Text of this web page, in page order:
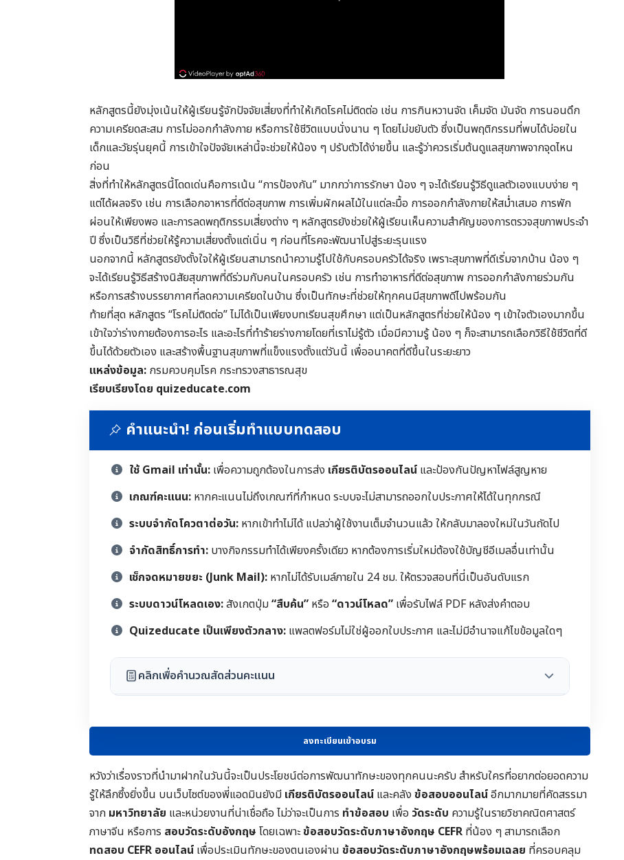
หลักสูตรนี้ยังมุ่งเน้นให้ผู้เรียนรู้จักปัจจัยเสี่ยงที่ทำให้เกิดโรคไม่ติดต่อ เช่น การกินหวานจัด เค็มจัด มันจัด การนอนดึก
ความเครียดสะสม การไม่ออกกำลังกาย หรือการใช้ชีวิตแบบนั่งนาน ๆ โดยไม่ขยับตัว ซึ่งเป็นพฤติกรรมที่พบได้บ่อยใน
เด็กและวัยรุ่นยุคนี้ การเข้าใจปัจจัยเหล่านี้จะช่วยให้น้อง ๆ ปรับตัวได้ง่ายขึ้น และรู้ว่าควรเริ่มต้นดูแลสุขภาพจากจุดไหน
ก่อน
สิ่งที่ทำให้หลักสูตรนี้โดดเด่นคือการเน้น “การป้องกัน” มากกว่าการรักษา น้อง ๆ จะได้เรียนรู้วิธีดูแลตัวเองแบบง่าย ๆ
แต่ได้ผลจริง เช่น การเลือกอาหารที่ดีต่อสุขภาพ การเพิ่มผักผลไม้ในแต่ละมื้อ การออกกำลังกายให้สม่ำเสมอ การพัก
ผ่อนให้เพียงพอ และการลดพฤติกรรมเสี่ยงต่าง ๆ หลักสูตรยังช่วยให้ผู้เรียนเห็นความสำคัญของการตรวจสุขภาพประจำ
ปี ซึ่งเป็นวิธีที่ช่วยให้รู้ความเสี่ยงตั้งแต่เนิ่น ๆ ก่อนที่โรคจะพัฒนาไปสู่ระยะรุนแรง
นอกจากนี้ หลักสูตรยังตั้งใจให้ผู้เรียนสามารถนำความรู้ไปใช้กับครอบครัวได้จริง เพราะสุขภาพที่ดีเริ่มจากบ้าน น้อง ๆ
จะได้เรียนรู้วิธีสร้างนิสัยสุขภาพที่ดีร่วมกับคนในครอบครัว เช่น การทำอาหารที่ดีต่อสุขภาพ การออกกำลังกายร่วมกัน
หรือการสร้างบรรยากาศที่ลดความเครียดในบ้าน ซึ่งเป็นทักษะที่ช่วยให้ทุกคนมีสุขภาพดีไปพร้อมกัน
ท้ายที่สุด หลักสูตร “โรคไม่ติดต่อ” ไม่ได้เป็นเพียงบทเรียนสุขศึกษา แต่เป็นหลักสูตรที่ช่วยให้น้อง ๆ เข้าใจตัวเองมากขึ้น
เข้าใจว่าร่างกายต้องการอะไร และอะไรที่ทำร้ายร่างกายโดยที่เราไม่รู้ตัว เมื่อมีความรู้ น้อง ๆ ก็จะสามารถเลือกวิธีใช้ชีวิตที่ดี
ขึ้นได้ด้วยตัวเอง และสร้างพื้นฐานสุขภาพที่แข็งแรงตั้งแต่วันนี้ เพื่ออนาคตที่ดีขึ้นในระยะยาว
แหล่งข้อมูล: กรมควบคุมโรค กระทรวงสาธารณสุข
เรียบเรียงโดย quizeducate.com
คำแนะนำ! ก่อนเริ่มทำแบบทดสอบ
ใช้ Gmail เท่านั้น: เพื่อความถูกต้องในการส่ง เกียรติบัตรออนไลน์ และป้องกันปัญหาไฟล์สูญหาย
เกณฑ์คะแนน: หากคะแนนไม่ถึงเกณฑ์ที่กำหนด ระบบจะไม่สามารถออกใบประกาศให้ได้ในทุกกรณี
ระบบจำกัดโควตาต่อวัน: หากเข้าทำไม่ได้ แปลว่าผู้ใช้งานเต็มจำนวนแล้ว ให้กลับมาลองใหม่ในวันถัดไป
จำกัดสิทธิ์การทำ: บางกิจกรรมทำได้เพียงครั้งเดียว หากต้องการเริ่มใหม่ต้องใช้บัญชีอีเมลอื่นเท่านั้น
เช็กจดหมายขยะ (Junk Mail): หากไม่ได้รับเมล์ภายใน 24 ชม. ให้ตรวจสอบที่นี่เป็นอันดับแรก
ระบบดาวน์โหลดเอง:สังเกตปุ่ม“สืบค้น” หรือ “ดาวน์โหลด” เพื่อรับไฟล์ PDF หลังส่งคำตอบ
Quizeducate เป็นเพียงตัวกลาง: แพลตฟอร์มไม่ใช่ผู้ออกใบประกาศ และไม่มีอำนาจแก้ไขข้อมูลใดๆ
คลิกเพื่อคำนวณสัดส่วนคะแนน
ลงทะเบียนเข้าอบรม
หวังว่าเรื่องราวที่นำมาฝากในวันนี้จะเป็นประโยชน์ต่อการพัฒนาทักษะของทุกคนนะครับ สำหรับใครที่อยากต่อยอดความ
รู้ให้ลึกซึ้งยิ่งขึ้น บนเว็บไซต์ของพี่แอดมินยังมี เกียรติบัตรออนไลน์ และคลัง ข้อสอบออนไลน์อีกมากมายที่คัดสรรมา
จาก มหาวิทยาลัย และหน่วยงานที่น่าเชื่อถือ ไม่ว่าจะเป็นการ ทำข้อสอบ เพื่อ วัดระดับ ความรู้ในรายวิชาคณิตศาสตร์
ภาษาจีน หรือการ สอบวัดระดับอังกฤษ โดยเฉพาะข้อสอบวัดระดับภาษาอังกฤษ CEFR ที่น้อง ๆ สามารถเลือก
ทดสอบ CEFR ออนไลน์ เพื่อประเมินทักษะของตนเองผ่าน ข้อสอบวัดระดับภาษาอังกฤษพร้อมเฉลย ที่ครอบคลุม